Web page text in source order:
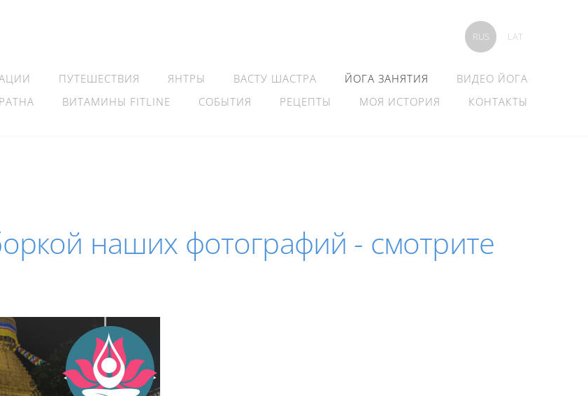
ПУТЕШЕСТВИЯ ЯНТРЫ ВАСТУ ШАСТРА ЙОГА ЗАНЯТИЯ
ВИДЕО ЙОГА
ВИТАМИНЫ FITLINE СОБЫТИЯ РЕЦЕПТЫ МОЯ ИСТОРИЯ КОНТАКТЫ
RUS LAT
наших фотографий - смотрите